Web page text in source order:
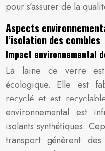
pour s’assurer de la
Aspects
l’isolation des combles
Impact environnemental
La laine de verre est
écologique. Elle est
recyclé et est
environnemental est
isolants synthétiques.
transport génèrent